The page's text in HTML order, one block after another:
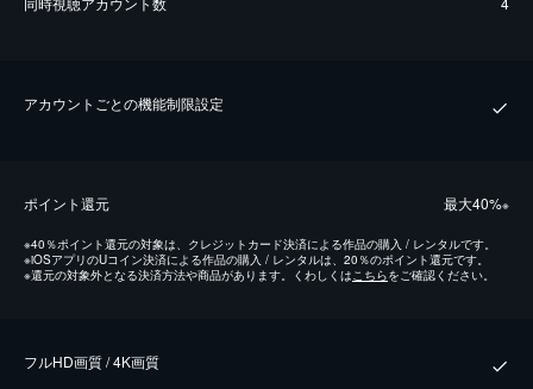
アカウントごとの機能制限設定
ポイント還元 最⼤40%※
※40％ポイント還元の対象は、クレジットカード決済による作品の購入 / レンタルです。
※iOSアプリのUコイン決済による作品の購入 / レンタルは、20％のポイント還元です。
※還元の対象外となる決済方法や商品があります。くわしくはこちらをご確認ください。
フルHD画質 / 4K画質